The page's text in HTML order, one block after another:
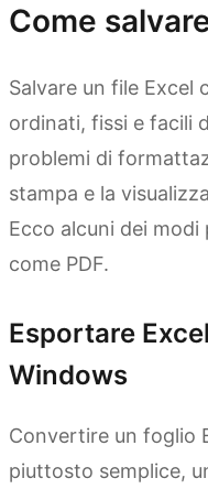
Come
Salvare un file Excel
ordinati, fissi e facili
problemi di
stampa e la
Ecco alcuni dei modi
come PDF.
Esportare
Windows
Convertire un foglio
piuttosto semplice,